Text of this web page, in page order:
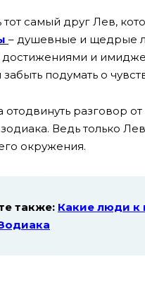
тот самый друг Лев,
– душевные и щедрые
и
забыть подумать о
разговор
Ведь только
окружения.
также: Какие люди к